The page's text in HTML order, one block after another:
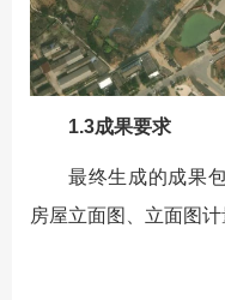
1.3成果要求
最终生成的成果
房屋立面图、立面图计